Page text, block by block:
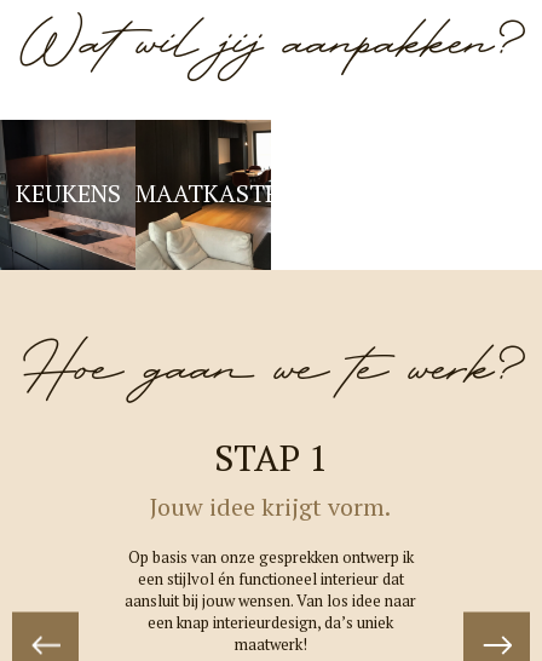
Wat wil jij aanpakken?
KEUKENS MAATKASTEN
Hoe gaan we te werk?
STAP 1
Jouw idee krijgt vorm.
Op basis van onze gesprekken ontwerp ik
een stijlvol én functioneel interieur dat
aansluit bij jouw wensen. Van los idee naar
een knap interieurdesign, da’s uniek
maatwerk!